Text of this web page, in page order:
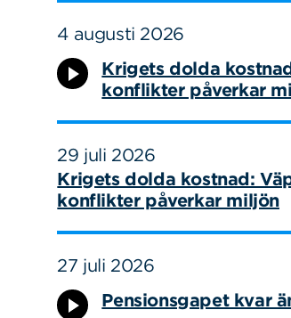
4 augusti 2026
Krigets dolda
konflikter påverkar
29 juli 2026
Krigets dolda kostnad:
konflikter påverkar miljön
27 juli 2026
Pensionsgapet kvar